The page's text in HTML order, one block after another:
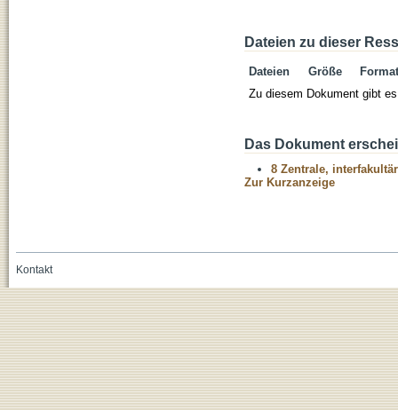
Dateien zu dieser
Dateien Größe
Format
Zu diesem Dokument gibt
Das Dokument
8 Zentrale,
Zur Kurzanzeige
Kontakt